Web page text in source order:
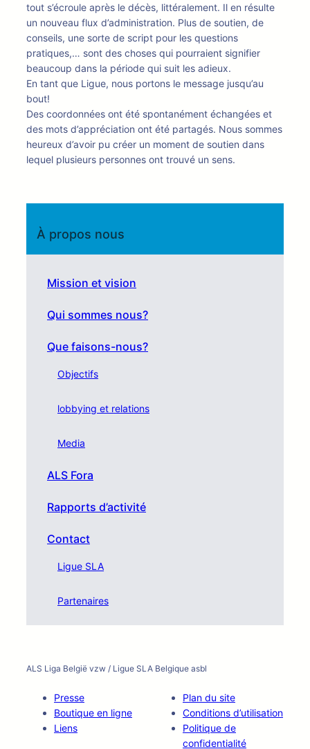
tout s’écroule après le décès, littéralement. Il en résulte
un nouveau flux d’administration. Plus de soutien, de
conseils, une sorte de script pour les questions
pratiques,… sont des choses qui pourraient signifier
beaucoup dans la période qui suit les adieux.
En tant que Ligue, nous portons le message jusqu’au
bout!
Des coordonnées ont été spontanément échangées et
des mots d’appréciation ont été partagés. Nous sommes
heureux d’avoir pu créer un moment de soutien dans
lequel plusieurs personnes ont trouvé un sens.
À propos nous
Mission et vision
Qui sommes nous?
Que faisons-nous?
Objectifs
lobbying et relations
Media
ALS Fora
Rapports d’activité
Contact
Ligue SLA
Partenaires
ALS Liga België vzw / Ligue SLA Belgique asbl
Presse
Boutique en ligne
Liens
Plan du site
Conditions d’utilisation
Politique de
confidentialité